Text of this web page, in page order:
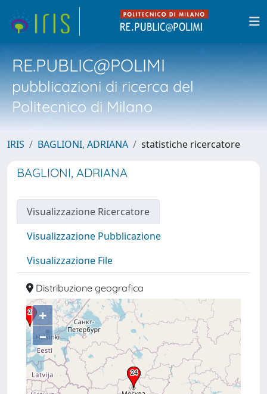
RE.PUBLIC@POLIMI
pubblicazioni di ricerca del
Politecnico di Milano
IRIS BAGLIONI, ADRIANA statistiche ricercatore
BAGLIONI, ADRIANA
Visualizzazione Ricercatore
Visualizzazione Pubblicazione
Visualizzazione File
Distribuzione geografica
+
–